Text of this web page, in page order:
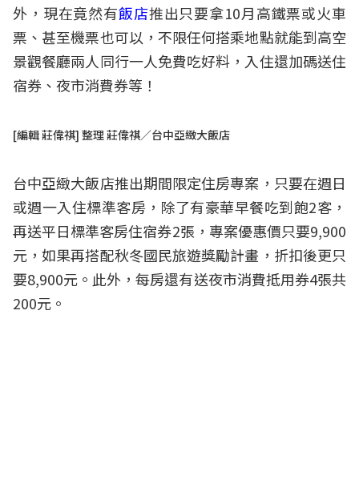
外，現在竟然有飯店推出只要拿10月高鐵票或火車
票、甚至機票也可以，不限任何搭乘地點就能到高空
景觀餐廳兩人同行一人免費吃好料，入住還加碼送住
宿券、夜市消費券等！
[編輯 莊偉祺] 整理 莊偉祺／台中亞緻大飯店
台中亞緻大飯店推出期間限定住房專案，只要在週日
或週一入住標準客房，除了有豪華早餐吃到飽2客，
再送平日標準客房住宿券2張，專案優惠價只要9,900
元，如果再搭配秋冬國民旅遊獎勵計畫，折扣後更只
要8,900元。此外，每房還有送夜市消費抵用券4張共
200元。